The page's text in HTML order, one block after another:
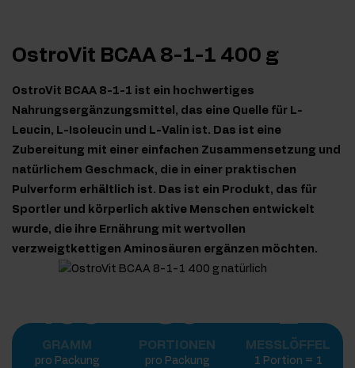
OstroVit BCAA 8-1-1 400 g
OstroVit BCAA 8-1-1 ist ein hochwertiges
Nahrungsergänzungsmittel, das eine Quelle für L-
Leucin, L-Isoleucin und L-Valin ist. Das ist eine
Zubereitung mit einer einfachen Zusammensetzung und
natürlichem Geschmack, die in einer praktischen
Pulverform erhältlich ist. Das ist ein Produkt, das für
Sportler und körperlich aktive Menschen entwickelt
wurde, die ihre Ernährung mit wertvollen
verzweigtkettigen Aminosäuren ergänzen möchten.
400
GRAMM
pro Packung
80
PORTIONEN
pro Packung
1
MESSLÖFFEL
1 Portion = 1